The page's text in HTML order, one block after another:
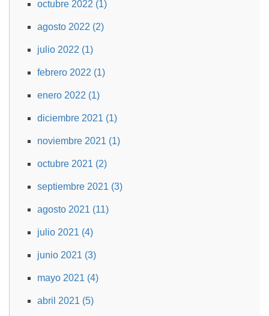
octubre 2022 (1)
agosto 2022 (2)
julio 2022 (1)
febrero 2022 (1)
enero 2022 (1)
diciembre 2021 (1)
noviembre 2021 (1)
octubre 2021 (2)
septiembre 2021 (3)
agosto 2021 (11)
julio 2021 (4)
junio 2021 (3)
mayo 2021 (4)
abril 2021 (5)